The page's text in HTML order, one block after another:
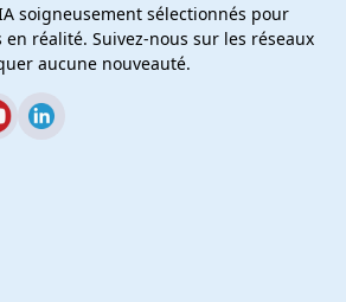
soigneusement sélectionnés pour
réalité. Suivez-nous sur les réseaux
aucune nouveauté.